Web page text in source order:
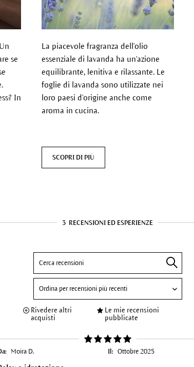
se
In
La piacevole fragranza dell'olio
essenziale di lavanda ha un'azione
equilibrante, lenitiva e rilassante. Le
foglie di lavanda sono utilizzate nei
loro paesi d'origine anche come
aroma in cucina.
SCOPRI DI PIÙ
3 RECENSIONI ED ESPERIENZE
Rivedere altri
acquisti
Le mie recensioni
pubblicate
Moira D. Il: Ottobre 2025